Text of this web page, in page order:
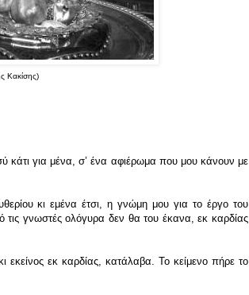
Κακίσης)
για μένα, σ’ ένα αφιέρωμα που μου κάνουν με
κι εμένα έτσι, η γνώμη μου για το έργο του
γνωστές ολόγυρα δεν θα του έκανα, εκ καρδίας
εκείνος εκ καρδίας, κατάλαβα. Το κείμενο πήρε το